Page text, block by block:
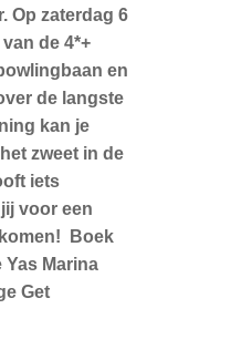
Op zaterdag 6
de 4*+
en
de langste
kan je
zweet in de
iets
voor een
Boek
Marina
Get